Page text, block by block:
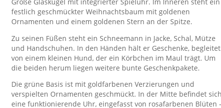
festlich geschmückter Weihnachtsbaum mit goldenen
Ornamenten und einem goldenen Stern an der Spitze.
Zu seinen Füßen steht ein Schneemann in Jacke, Schal, Mütze
und Handschuhen. In den Händen hält er Geschenke, begleitet
von einem kleinen Hund, der ein Körbchen im Maul trägt. Um
die beiden herum liegen weitere bunte Geschenkpakete.
Die grüne Basis ist mit goldfarbenen Verzierungen und
verspielten Ornamenten geschmückt. In der Mitte befindet
eine funktionierende Uhr, eingefasst von rosafarbenen Blüten